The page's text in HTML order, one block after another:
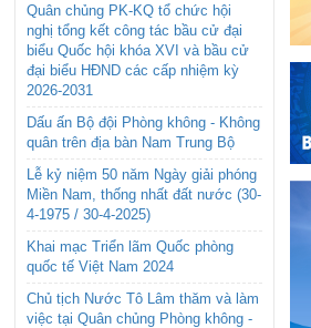
Quân chủng PK-KQ tổ chức hội
nghị tổng kết công tác bầu cử đại
biểu Quốc hội khóa XVI và bầu cử
đại biểu HĐND các cấp nhiệm kỳ
2026-2031
Dấu ấn Bộ đội Phòng không - Không
quân trên địa bàn Nam Trung Bộ
Lễ kỷ niệm 50 năm Ngày giải phóng
Miền Nam, thống nhất đất nước (30-
4-1975 / 30-4-2025)
Khai mạc Triển lãm Quốc phòng
quốc tế Việt Nam 2024
Chủ tịch Nước Tô Lâm thăm và làm
việc tại Quân chủng Phòng không -